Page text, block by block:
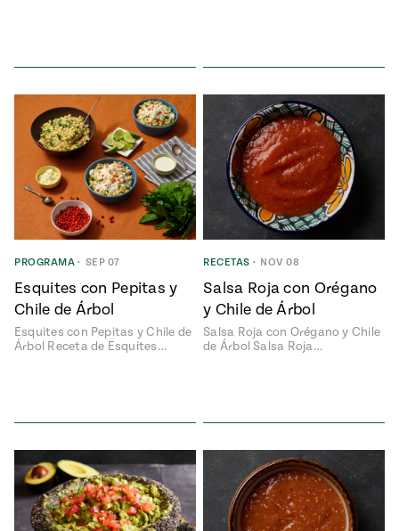
al
máximo
la
temporada
de maíz
Pati’s
Mexican
Table
Temporada
14
Mexico
City
Pati Jinich
Explores
Panamericana
La Frontera
Pump Up El
Sabor
sabores de
de la
Local
Kitchens
PROGRAMA • SEP 07
Esquites con Pepitas y
Chile de Árbol
Esquites con Pepitas y Chile de
Árbol Receta de Esquites…
RECETAS • NOV 08
Salsa Roja con Orégano
y Chile de Árbol
Salsa Roja con Orégano y Chile
de Árbol Salsa Roja…